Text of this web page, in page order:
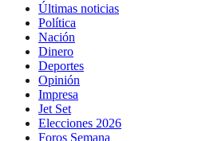
Últimas noticias
Política
Nación
Dinero
Deportes
Opinión
Impresa
Jet Set
Elecciones 2026
Foros Semana